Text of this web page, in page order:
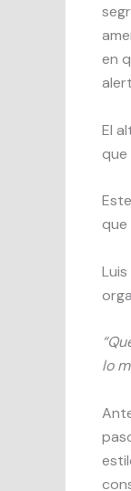
en
El
que
que
lo